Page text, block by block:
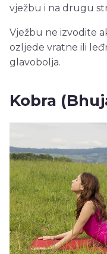
vježbu i na drugu
Vježbu ne izvodite
ozljede vratne ili
glavobolja.
Kobra